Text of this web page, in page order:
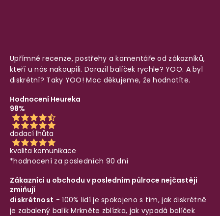
Upřímné recenze, postřehy a komentáře od zákazníků,
kteří u nás nakoupili. Dorazil balíček rychle? YOO. A byl
diskrétní? Taky YOO! Moc děkujeme, že hodnotíte.
Hodnocení Heureka
98%
dodací lhůta
kvalita komunikace
*hodnocení za posledních 90 dní
Zákazníci u obchodu v posledním půlroce nejčastěji
zmiňují
diskrétnost - 100% lidí je spokojeno s tím, jak diskrétně
je zabalený balíkMrkněte zblízka, jak vypadá balíček